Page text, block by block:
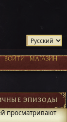
ВОЙТИ
МАГАЗИН
ЭПИЗОДЫ
просматривают